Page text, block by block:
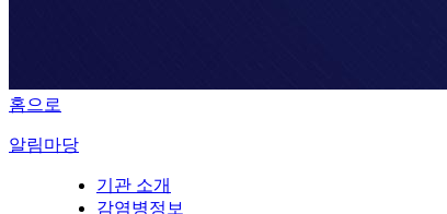
홈으로
알림마당
기관 소개
감염병정보